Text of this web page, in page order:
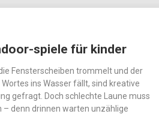
spiele für kinder
Fensterscheiben trommelt und der
ins Wasser fällt, sind kreative
gefragt. Doch schlechte Laune muss
denn drinnen warten unzählige